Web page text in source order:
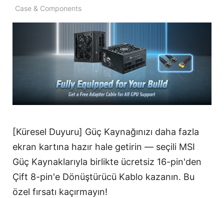
Case & Components
[Küresel Duyuru] Güç Kaynağınızı daha fazla
ekran kartına hazır hale getirin — seçili MSI
Güç Kaynaklarıyla birlikte ücretsiz 16-pin'den
Çift 8-pin'e Dönüştürücü Kablo kazanın. Bu
özel fırsatı kaçırmayın!